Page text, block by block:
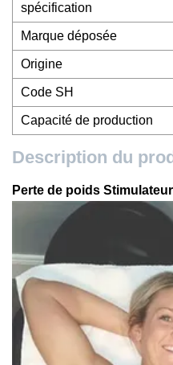
spécification
Marque déposée
Origine
Code SH
Capacité de production
Description du
Perte de poids